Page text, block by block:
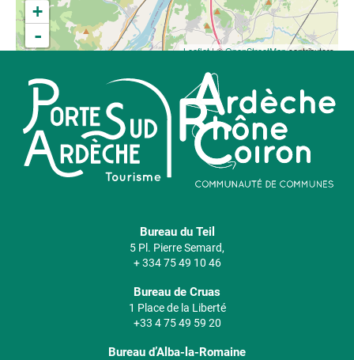
+
-
Leaflet| ©OpenStreetMapcontributors
Bureau du Teil
5 Pl. Pierre Semard,
+ 334 75 49 10 46
Bureau de Cruas
1 Place de la Liberté
+33 4 75 49 59 20
Bureau d’Alba-la-Romaine